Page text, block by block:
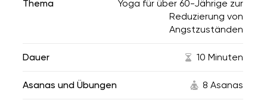
Thema
Yoga für über 60-Jährige zur
Reduzierung von
Angstzuständen
Dauer 10 Minuten
Asanas und Übungen 8 Asanas